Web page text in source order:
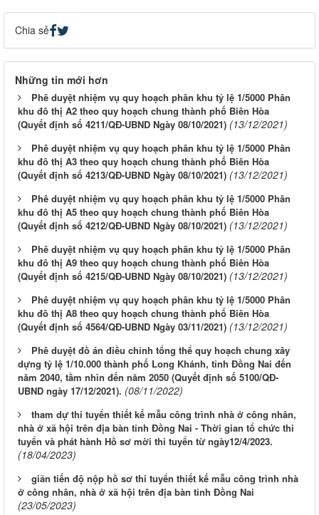
Chia sẻ
Những tin mới hơn
Phê duyệt nhiệm vụ quy hoạch phân khu tỷ lệ 1/5000 Phân
khu đô thị A2 theo quy hoạch chung thành phố Biên Hòa
(Quyết định số 4211/QĐ-UBND Ngày 08/10/2021) (13/12/2021)
Phê duyệt nhiệm vụ quy hoạch phân khu tỷ lệ 1/5000 Phân
khu đô thị A3 theo quy hoạch chung thành phố Biên Hòa
(Quyết định số 4213/QĐ-UBND Ngày 08/10/2021) (13/12/2021)
Phê duyệt nhiệm vụ quy hoạch phân khu tỷ lệ 1/5000 Phân
khu đô thị A5 theo quy hoạch chung thành phố Biên Hòa
(Quyết định số 4212/QĐ-UBND Ngày 08/10/2021) (13/12/2021)
Phê duyệt nhiệm vụ quy hoạch phân khu tỷ lệ 1/5000 Phân
khu đô thị A9 theo quy hoạch chung thành phố Biên Hòa
(Quyết định số 4215/QĐ-UBND Ngày 08/10/2021) (13/12/2021)
Phê duyệt nhiệm vụ quy hoạch phân khu tỷ lệ 1/5000 Phân
khu đô thị A8 theo quy hoạch chung thành phố Biên Hòa
(Quyết định số 4564/QĐ-UBND Ngày 03/11/2021) (13/12/2021)
Phê duyệt đồ án điều chỉnh tổng thể quy hoạch chung xây
dựng tỷ lệ 1/10.000 thành phố Long Khánh, tỉnh Đồng Nai đến
năm 2040, tầm nhìn đến năm 2050 (Quyết định số 5100/QĐ-
UBND ngày 17/12/2021). (08/11/2022)
tham dự thi tuyển thiết kế mẫu công trình nhà ở công nhân,
nhà ở xã hội trên địa bàn tỉnh Đồng Nai - Thời gian tổ chức thi
tuyển và phát hành Hồ sơ mời thi tuyển từ ngày12/4/2023.
(18/04/2023)
giãn tiến độ nộp hồ sơ thi tuyển thiết kế mẫu công trình nhà
ở công nhân, nhà ở xã hội trên địa bàn tỉnh Đồng Nai
(23/05/2023)